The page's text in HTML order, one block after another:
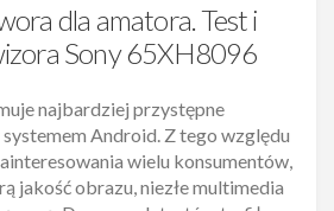
dla amatora. Test i
Sony 65XH8096
najbardziej przystępne
Android. Z tego względu
wielu konsumentów,
jakość obrazu, niezłe multimedia